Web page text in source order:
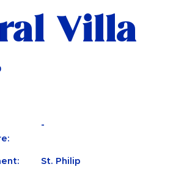
Villa
-
St. Philip